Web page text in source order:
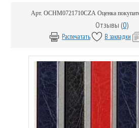
Арт. OCHM0721710CZA Оценка
Отзывы (0)
Распечатать В закладки